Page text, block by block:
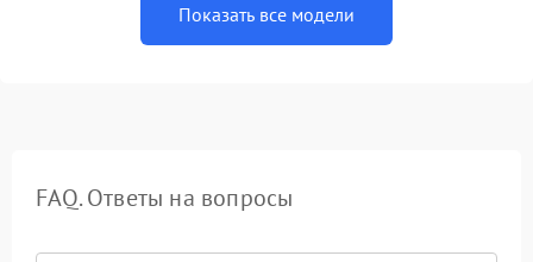
Показать все модели
FAQ. Ответы на вопросы